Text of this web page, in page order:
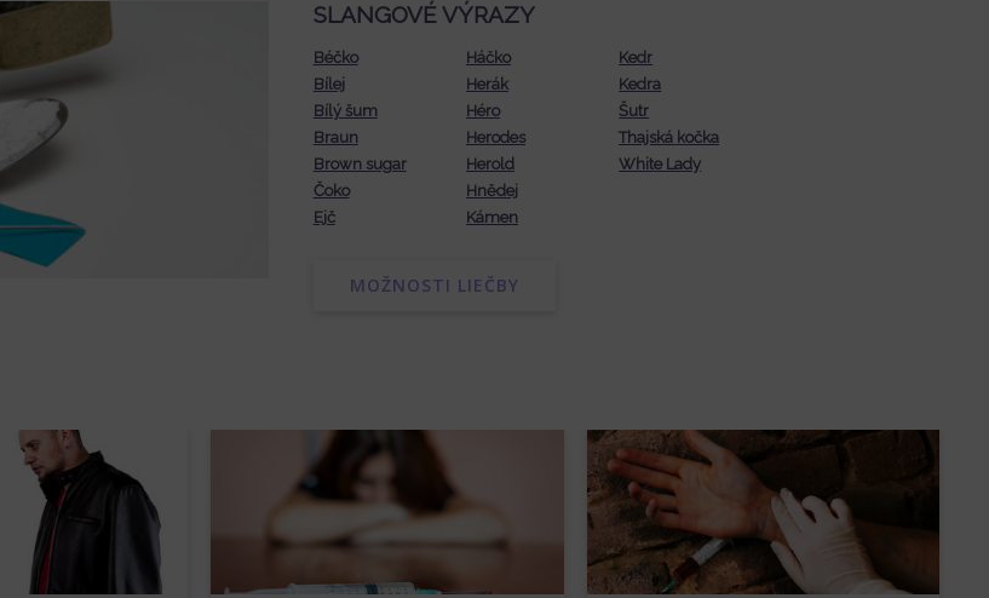
SLANGOVÉ VÝRAZY
Béčko
Bílej
Bílý šum
Braun
Brown sugar
Čoko
Ejč
Háčko
Herák
Héro
Herodes
Herold
Hnědej
Kámen
Kedr
Kedra
Šutr
Thajská kočka
White Lady
MOŽNOSTI LIEČBY